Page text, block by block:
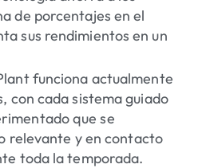
de porcentajes en el
sus rendimientos en un
funciona actualmente
con cada sistema guiado
que se
relevante y en contacto
toda la temporada.